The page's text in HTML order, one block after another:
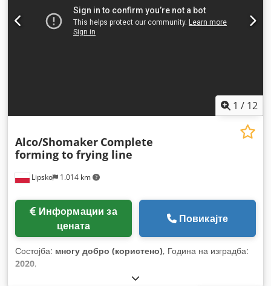
1 / 12
Lipsko 1.014 km
Alco/Shomaker Complete
forming to frying line
цената
Повикајте
Состојба: многу добро (користено), Година на изградба:
2020,